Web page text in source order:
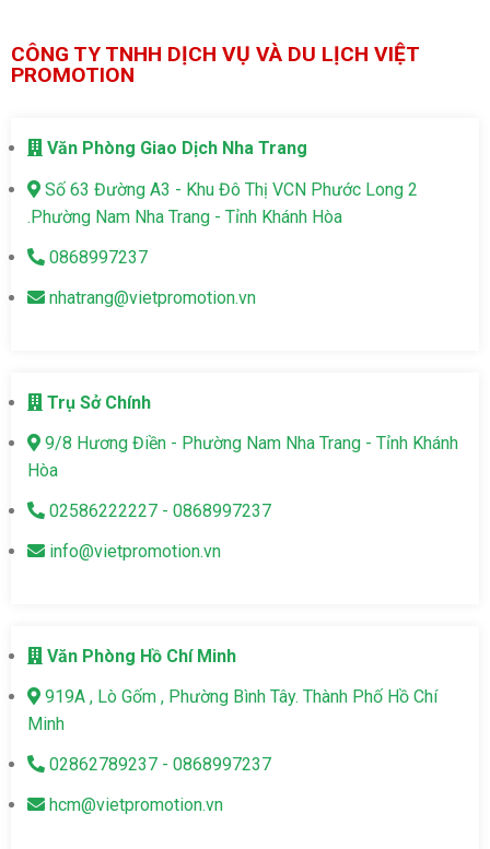
CÔNG TY TNHH DỊCH VỤ VÀ DU LỊCH VIỆT
PROMOTION
Văn Phòng Giao Dịch Nha Trang
Số 63 Đường A3 - Khu Đô Thị VCN Phước Long 2
.Phường Nam Nha Trang - Tỉnh Khánh Hòa
0868997237
nhatrang@vietpromotion.vn
Trụ Sở Chính
9/8 Hương Điền - Phường Nam Nha Trang - Tỉnh Khánh
Hòa
02586222227 - 0868997237
info@vietpromotion.vn
Văn Phòng Hồ Chí Minh
919A , Lò Gốm , Phường Bình Tây. Thành Phố Hồ Chí
Minh
02862789237 - 0868997237
hcm@vietpromotion.vn